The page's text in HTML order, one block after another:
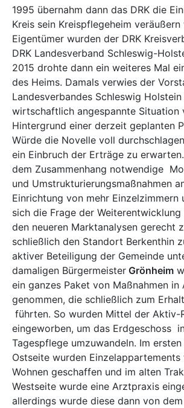
1995 übernahm dann das DRK die
Kreis sein Kreispflegeheim
Eigentümer wurden der DRK
DRK Landesverband Schleswig-
2015 drohte dann ein weiteres Mal
des Heims. Damals verwies der
Landesverbandes Schleswig
wirtschaftlich angespannte Situation
Hintergrund einer derzeit geplanten
Würde die Novelle voll
ein Einbruch der Erträge zu
dem Zusammenhang notwendige
und Umstrukturierungsmaßnahmen
Einrichtung von mehr Einzelzimmern
sich die Frage der Weiterentwicklung
den neueren Marktanalysen gerecht
schließlich den Standort Berkenthin
aktiver Beteiligung der Gemeinde
damaligen Bürgermeister Grönheim
ein ganzes Paket von Maßnahmen in
genommen, die schließlich zum
führten. So wurden Mittel der Aktiv-
eingeworben, um das Erdgeschoss
Tagespflege umzuwandeln. Im
Ostseite wurden
Wohnen geschaffen und im alten
Westseite wurde eine Arztpraxis
allerdings wurde diese dann von